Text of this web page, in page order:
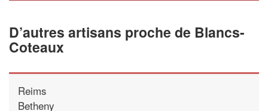
D’autres artisans proche de Blancs-
Coteaux
Reims
Betheny